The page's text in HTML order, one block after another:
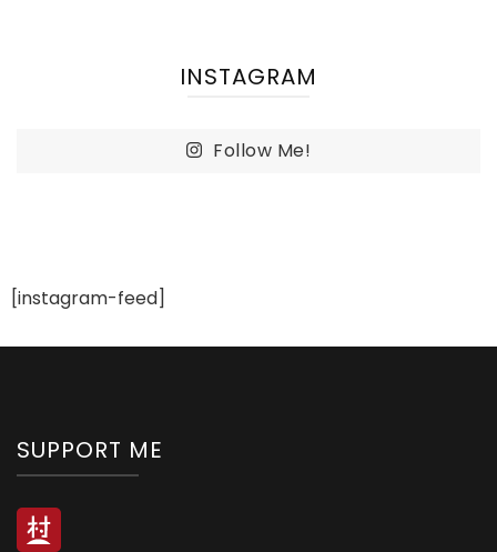
INSTAGRAM
Follow Me!
[instagram-feed]
SUPPORT ME